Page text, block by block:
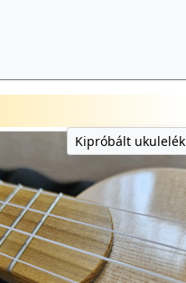
Kipróbált ukulelék